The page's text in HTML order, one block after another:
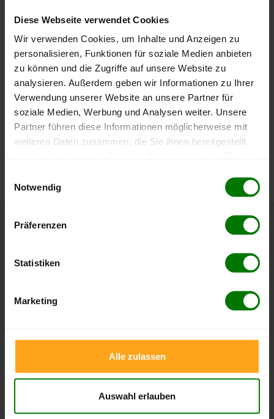
Diese Webseite verwendet Cookies
Wir verwenden Cookies, um Inhalte und Anzeigen zu
personalisieren, Funktionen für soziale Medien anbieten
zu können und die Zugriffe auf unsere Website zu
analysieren. Außerdem geben wir Informationen zu Ihrer
Verwendung unserer Website an unsere Partner für
soziale Medien, Werbung und Analysen weiter. Unsere
Partner führen diese Informationen möglicherweise mit
weiteren Daten zusammen, die Sie ihnen bereitgestellt
Notwendig
Präferenzen
Statistiken
Marketing
Alle zulassen
Auswahl erlauben
lose Ware Sackware
September
2025
Januar
2026
Mai
2026
250 €
Die aktuelle Preisentwicklung für Holzpellets in Deutschland
Höchst- und Tiefststände der
Pelletspreise für lose Holzpellets und Holzpellets
. Das dazugehörige Datum zeigt,
erreicht wurde.
Lose Holzpellets